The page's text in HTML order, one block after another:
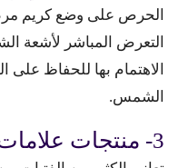
الحرص على وضع كريم
التعرض المباشر لأشعة
الاهتمام بها للحفاظ
الشمس.
3- منتجات علامات التمدد